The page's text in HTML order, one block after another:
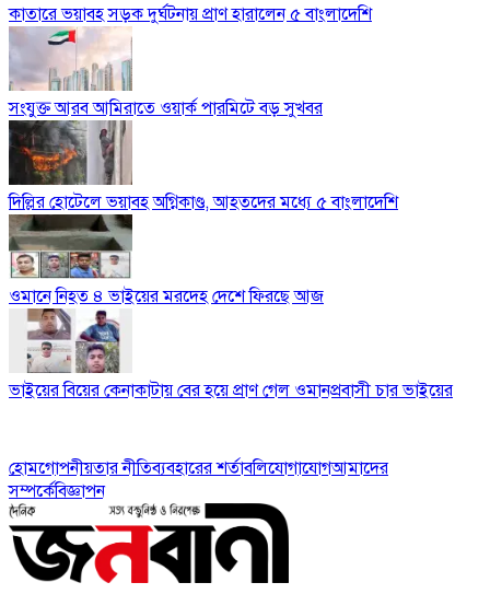
কাতারে ভয়াবহ সড়ক দুর্ঘটনায় প্রাণ হারালেন ৫ বাংলাদেশি
সংযুক্ত আরব আমিরাতে ওয়ার্ক পারমিটে বড় সুখবর
দিল্লির হোটেলে ভয়াবহ অগ্নিকাণ্ড, আহতদের মধ্যে ৫ বাংলাদেশি
ওমানে নিহত ৪ ভাইয়ের মরদেহ দেশে ফিরছে আজ
ভাইয়ের বিয়ের কেনাকাটায় বের হয়ে প্রাণ গেল ওমানপ্রবাসী চার ভাইয়ের
হোমগোপনীয়তার নীতিব্যবহারের শর্তাবলিযোগাযোগআমাদের
সম্পর্কেবিজ্ঞাপন